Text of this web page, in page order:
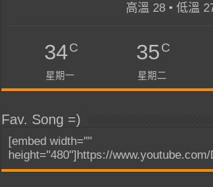
高溫 28 • 低溫
34C
星期一
35C
星期二
Fav. Song =)
[embed width=""
height="480"]https://